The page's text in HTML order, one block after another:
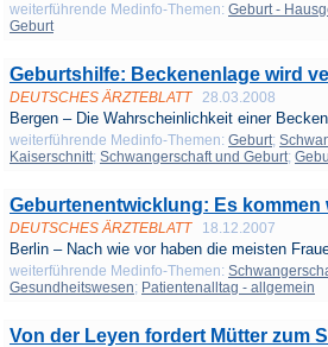
weiterführende Medinfo-Themen: Geburt -
Geburt
Geburtshilfe: Beckenenlage wird
DEUTSCHES ÄRZTEBLATT 28.03.2008
Bergen – Die Wahrscheinlichkeit einer
weiterführende Medinfo-Themen: Geburt;
Kaiserschnitt; Schwangerschaft und Geburt;
Geburtenentwicklung: Es kommen
DEUTSCHES ÄRZTEBLATT 18.12.2007
Berlin – Nach wie vor haben die meisten
weiterführende Medinfo-Themen:
Gesundheitswesen; Patientenalltag - allgemein
Von der Leyen fordert Mütter zum